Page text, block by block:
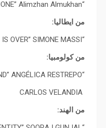
“THE PHONE” Alimzhan Almukhan
من ايطاليا:
“ONCE WAR IS OVER” SIMONE MASSI
من كولومبيا:
“ALL MY SCARS VANISH IN THE WIND” ANGÉLICA RESTREPO,
CARLOS VELANDIA
من الهند: